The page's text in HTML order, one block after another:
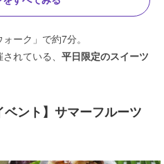
ーク」で約7分。
れている、 平日限定のスイーツ
ベント】サマーフルーツ